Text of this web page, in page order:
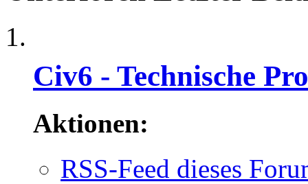
Civ6 - Technische
Aktionen:
RSS-Feed dieses